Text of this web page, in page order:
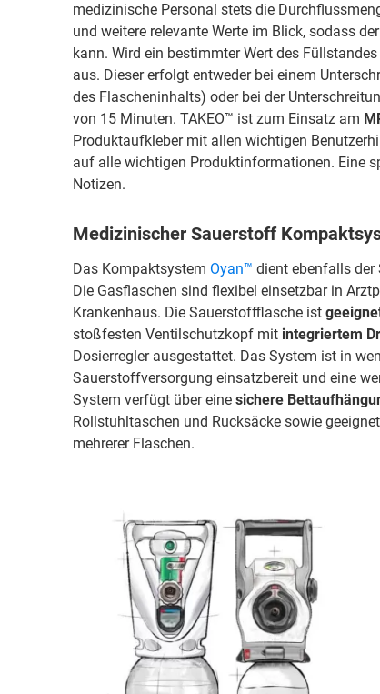
medizinische Personal stets die
und weitere relevante Werte im Blick, sodass
kann. Wird ein bestimmter Wert des
aus. Dieser erfolgt entweder bei einem
des Flascheninhalts) oder bei der
von 15 Minuten. TAKEO™ ist zum Einsatz am
Produktaufkleber mit allen wichtigen
auf alle wichtigen Produktinformationen. Eine
Notizen.
Medizinischer Sauerstoff
Das Kompaktsystem Oyan™ dient ebenfalls
Die Gasflaschen sind flexibel einsetzbar in
Krankenhaus. Die Sauerstoffflasche ist
stoßfesten Ventilschutzkopf mit integriertem
Dosierregler ausgestattet. Das System ist in
Sauerstoffversorgung einsatzbereit und eine
System verfügt über eine sichere
Rollstuhltaschen und Rucksäcke sowie
mehrerer Flaschen.